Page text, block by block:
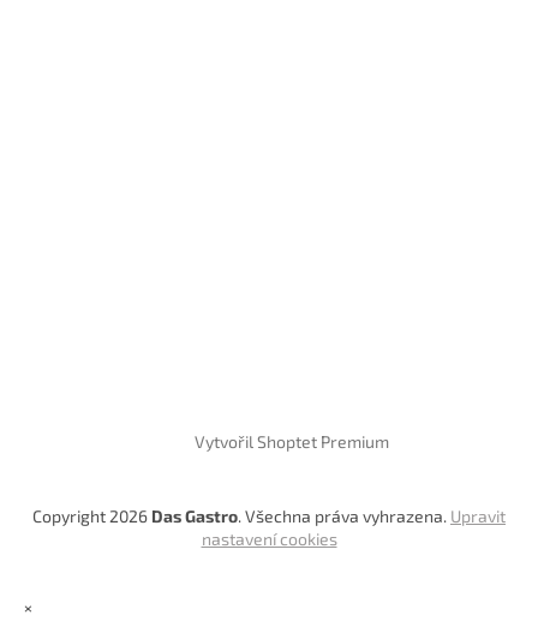
Vytvořil Shoptet Premium
Copyright 2026 Das Gastro. Všechna práva vyhrazena. Upravit
nastavení cookies
×